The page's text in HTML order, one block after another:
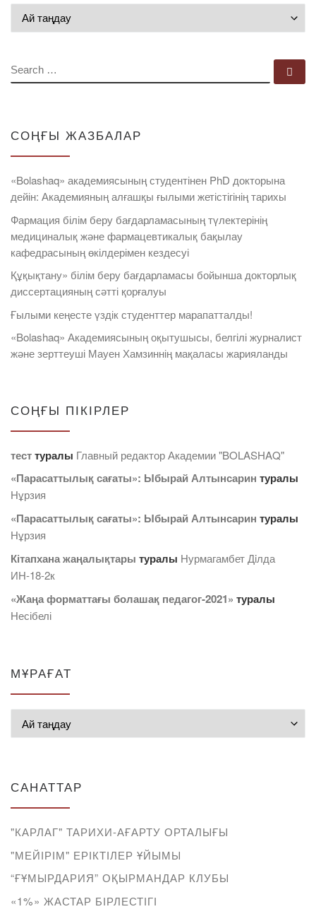
SEARCH
СОҢҒЫ ЖАЗБАЛАР
«Bolashaq» академиясының студентінен PhD докторына
дейін: Академияның алғашқы ғылыми жетістігінің тарихы
Фармация білім беру бағдарламасының түлектерінің
медициналық және фармацевтикалық бақылау
кафедрасының өкілдерімен кездесуі
Құқықтану» білім беру бағдарламасы бойынша докторлық
диссертацияның сәтті қорғалуы
Ғылыми кеңесте үздік студенттер марапатталды!
«Bolashaq» Академиясының оқытушысы, белгілі журналист
және зерттеуші Мауен Хамзиннің мақаласы жарияланды
СОҢҒЫ ПІКІРЛЕР
тесттуралы Главный редактор Академии "BOLASHAQ"
«Парасаттылық сағаты»: Ыбырай Алтынсарин туралы
Нұрзия
«Парасаттылық сағаты»: Ыбырай Алтынсарин туралы
Нұрзия
Кітапхана жаңалықтары туралы Нурмагамбет Дiлда
ИН-18-2к
«Жаңа форматтағы болашақ педагог-2021» туралы
Несібелі
МҰРАҒАТ
САНАТТАР
"КАРЛАГ" ТАРИХИ-АҒАРТУ ОРТАЛЫҒЫ
"МЕЙІРІМ" ЕРІКТІЛЕР ҰЙЫМЫ
“ҒҰМЫРДАРИЯ” ОҚЫРМАНДАР КЛУБЫ
«1%» ЖАСТАР БІРЛЕСТІГІ